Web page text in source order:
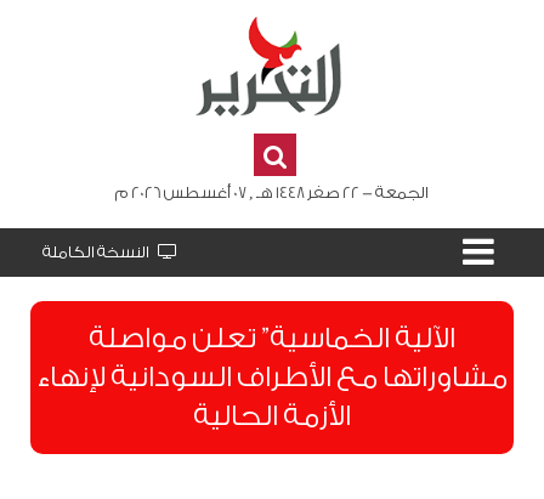
الجمعة - 22 صفر 1448 هـ , 07 أغسطس 2026 م
النسخة الكاملة
الآلية الخماسية” تعلن مواصلة
مشاوراتها مع الأطراف السودانية لإنهاء
الأزمة الحالية